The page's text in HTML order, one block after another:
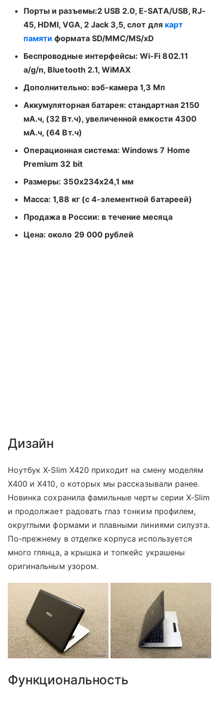
Порты и разъемы:2 USB 2.0, E-SATA/USB, RJ-
45, HDMI, VGA, 2 Jack 3,5, слот для карт
памяти формата SD/MMC/MS/xD
Беспроводные интерфейсы: Wi-Fi 802.11
a/g/n, Bluetooth 2.1, WiMAX
Дополнительно: вэб-камера 1,3 Мп
Аккумуляторная батарея: стандартная 2150
мА.ч, (32 Вт.ч), увеличенной емкости 4300
мА.ч, (64 Вт.ч)
Операционная система: Windows 7 Home
Premium 32 bit
Размеры: 350x234x24,1 мм
Масса: 1,88 кг (c 4-элементной батареей)
Продажа в России: в течение месяца
Цена: около 29 000 рублей
Дизайн
Ноутбук X-Slim X420 приходит на смену моделям
X400 и X410, о которых мы рассказывали ранее.
Новинка сохранила фамильные черты серии X-Slim
и продолжает радовать глаз тонким профилем,
округлыми формами и плавными линиями силуэта.
По-прежнему в отделке корпуса используется
много глянца, а крышка и топкейс украшены
оригинальным узором.
Функциональность